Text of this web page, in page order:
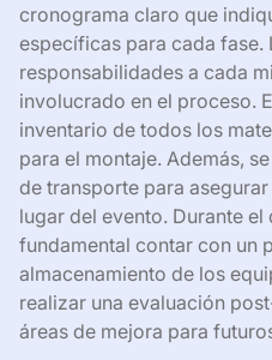
cronograma claro que
específicas para cada fase.
responsabilidades a cada
involucrado en el proceso.
inventario de todos los
para el montaje. Además,
de transporte para
lugar del evento. Durante el
fundamental contar con un
almacenamiento de los
realizar una evaluación
áreas de mejora para